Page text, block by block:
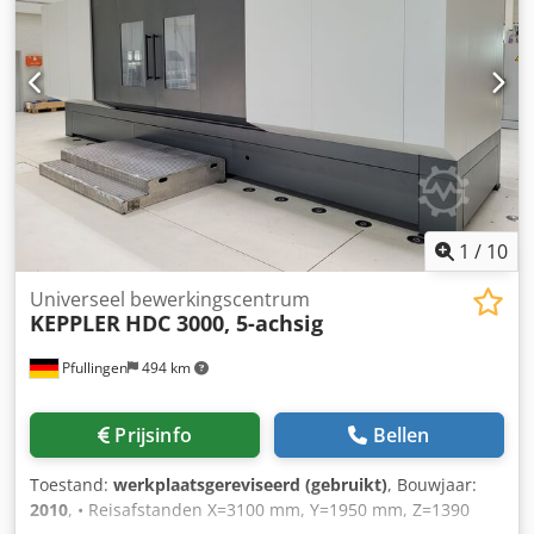
as verplaatsing: 1000 mm Y-as verplaatsing: 1000 mm Z-as
verplaatsing: 1000 mm Dedpfozlyd Djx Ap Hsck Interne
koelvloeistoftoevoer: 40 bar SK40 spindel, 12.000 toeren
per minuut Tafel: Ø1100 x 900 De machine zal binnen 2
weken op voorraad zijn.
1 / 10
Pfullingen 494 km
Universeel bewerkingscentrum
KEPPLER HDC 3000, 5-achsig
Prijsinfo Bellen
Toestand: werkplaatsgereviseerd (gebruikt), Bouwjaar:
2010, • Reisafstanden X=3100 mm, Y=1950 mm, Z=1390